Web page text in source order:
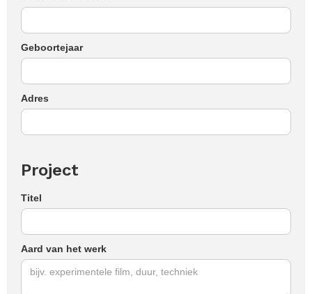
Geboortejaar
Adres
Project
Titel
Aard van het werk